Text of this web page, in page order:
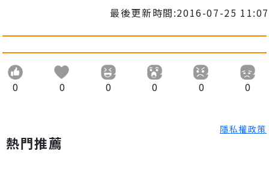
最後更新時間:2016-07-25 11:07
0 0 0 0 0 0
隱私權政策
熱門推薦